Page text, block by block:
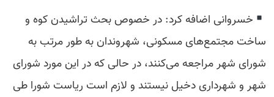
خسروانی اضافه کرد: در خصوص بحث تراشیدن کوه و
ساخت مجتمع‌های مسکونی، شهروندان به طور مرتب به
شورای شهر مراجعه می‌کنند، در حالی که در این مورد شورای
شهر و شهرداری دخیل نیستند و لازم است ریاست شورا طی